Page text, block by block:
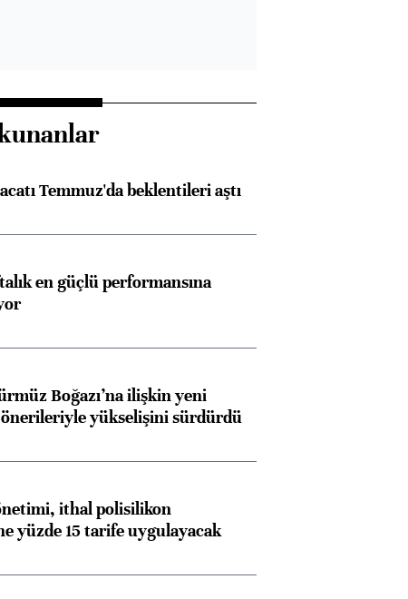
Temmuz'da beklentileri aştı
en güçlü performansına
Boğazı’na ilişkin yeni
önerileriyle yükselişini sürdürdü
ithal polisilikon
yüzde 15 tarife uygulayacak